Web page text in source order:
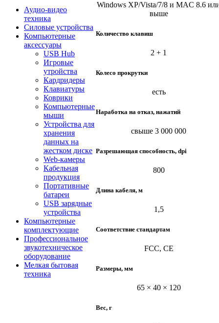
Аудио-видео
техника
Силовые устройства
Компьютерные
аксессуары
USB Hub
Игровые
утройства
Кардридеры
Клавиатуры
Коврики
Компьютерные
мыши
Устройства для
хранения
данных на
жестком диске
Web-камеры
Кабельная
продукция
Портативные
батареи
USB зарядные
устройства
Компьютерные
комплектующие
Профессиональное
звукотехническое
оборудование
Мелкая бытовая
техника
Windows XP/Vista/7/8 и MAC 8.6
выше
Количество клавиш
2 + 1
Колесо прокрутки
eсть
Наработка на отказ, нажатий
свыше 3 000 000
Разрешающая способность, dpi
800
Длина кабеля, м
1,5
Соответствие стандартам
FCC, CE
Размеры, мм
65 × 40 × 120
Вес, г